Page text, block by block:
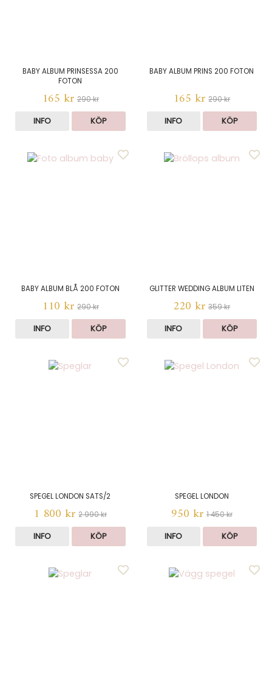
BABY ALBUM PRINSESSA 200
FOTON
165 kr 290 kr
INFO KÖP
BABY ALBUM PRINS 200 FOTON
165 kr 290 kr
INFO KÖP
BABY ALBUM BLÅ 200 FOTON
110 kr 290 kr
INFO KÖP
GLITTER WEDDING ALBUM LITEN
220 kr 359 kr
INFO KÖP
SPEGEL LONDON SATS/2
1 800 kr 2 990 kr
INFO KÖP
SPEGEL LONDON
950 kr 1 450 kr
INFO KÖP